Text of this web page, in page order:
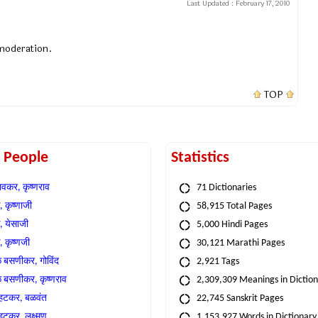
Last Updated : February 17, 2010
TOP
कृष्णराव
कृष्णजी
बसणीकर, गोविंद
बसणीकर, कृष्णराव
बळवंत
Statistics
71 Dictionaries
58,915 Total Pages
5,000 Hindi Pages
30,121 Marathi Pages
2,921 Tags
2,309,309 Meanings in
22,745 Sanskrit Pages